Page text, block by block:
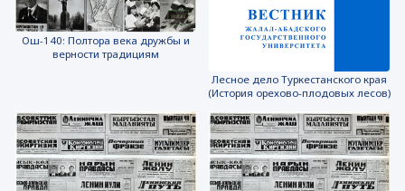
Ош-140: Полтора века дружбы и
верности традициям
Лесное дело Туркестанского края
(История орехово-плодовых лесов)